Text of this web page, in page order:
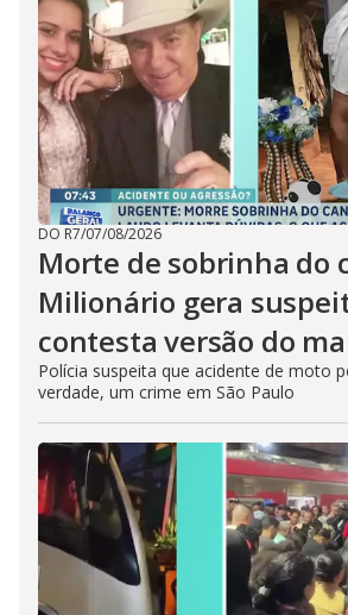
DO R7/07/08/2026
Morte de sobrinha do
Milionário gera
contesta versão do
Polícia suspeita que acidente de moto
verdade, um crime em São Paulo